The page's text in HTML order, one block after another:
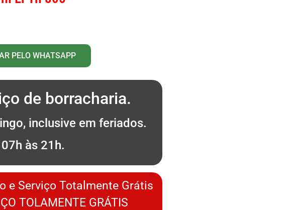
PELO WHATSAPP
de borracharia.
inclusive em feriados.
às 21h.
e Serviço Totalmente Grátis
TOLAMENTE GRÁTIS